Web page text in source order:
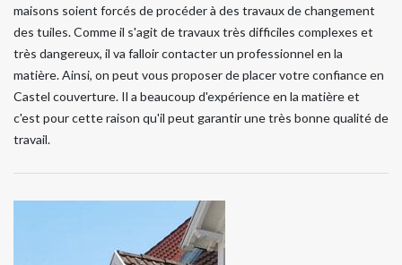
maisons soient forcés de procéder à des travaux de changement
des tuiles. Comme il s'agit de travaux très difficiles complexes et
très dangereux, il va falloir contacter un professionnel en la
matière. Ainsi, on peut vous proposer de placer votre confiance en
Castel couverture. Il a beaucoup d'expérience en la matière et
c'est pour cette raison qu'il peut garantir une très bonne qualité de
travail.